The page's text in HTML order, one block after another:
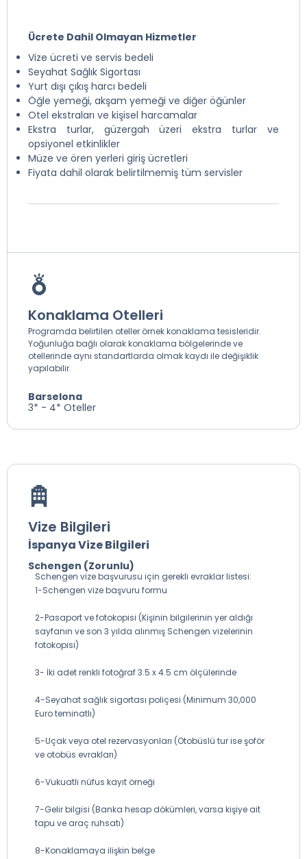
Ücrete Dahil Olmayan Hizmetler
Vize ücreti ve servis bedeli
Seyahat Sağlık Sigortası
Yurt dışı çıkış harcı bedeli
Öğle yemeği, akşam yemeği ve diğer öğünler
Otel ekstraları ve kişisel harcamalar
Ekstra turlar, güzergah üzeri ekstra turlar ve
opsiyonel etkinlikler
Müze ve ören yerleri giriş ücretleri
Fiyata dahil olarak belirtilmemiş tüm servisler
Konaklama Otelleri
Programda belirtilen oteller örnek konaklama tesisleridir.
Yoğunluğa bağlı olarak konaklama bölgelerinde ve
otellerinde aynı standartlarda olmak kaydı ile değişiklik
yapılabilir.
Barselona
3* - 4* Oteller
Vize Bilgileri
İspanya Vize Bilgileri
Schengen (Zorunlu)
Schengen vize başvurusu için gerekli evraklar listesi:
1-Schengen vize başvuru formu
2-Pasaport ve fotokopisi (Kişinin bilgilerinin yer aldığı
sayfanın ve son 3 yılda alınmış Schengen vizelerinin
fotokopisi)
3- İki adet renkli fotoğraf 3.5 x 4.5 cm ölçülerinde
4-Seyahat sağlık sigortası poliçesi (Minimum 30,000
Euro teminatlı)
5-Uçak veya otel rezervasyonları (Otobüslü tur ise şoför
ve otobüs evrakları)
6-Vukuatlı nüfus kayıt örneği
7-Gelir bilgisi (Banka hesap dökümleri, varsa kişiye ait
tapu ve araç ruhsatı)
8-Konaklamaya ilişkin belge